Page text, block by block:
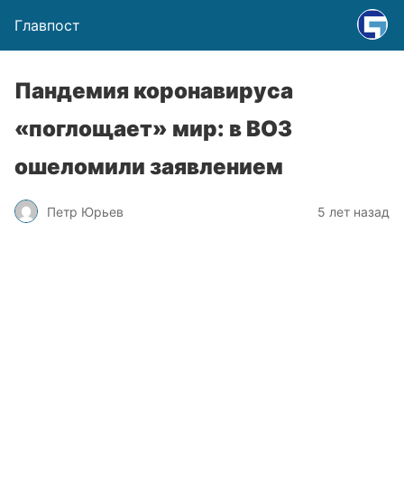
Главпост
Пандемия коронавируса
«поглощает» мир: в ВОЗ
ошеломили заявлением
Петр Юрьев 5 лет назад